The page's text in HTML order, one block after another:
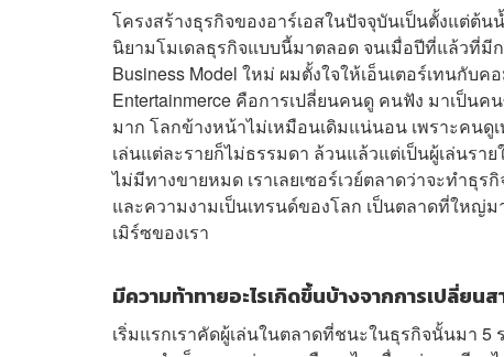
โครงสร้างธุรกิจของอาร์เอสในปัจจุบันเป็นตั้งแต่ต้
นิยามโมเดลธุรกิจแบบนี้มาตลอด จนเมื่อปีที่แล้วที่มี
Business Model ใหม่ ผมตั้งใจให้เอ็นเตอร์เทนกั
Entertainmerce คือการเปลี่ยนคนดู คนฟัง มาเป็น
มาก โลกข้างหน้าไม่เหมือนเดิมแน่นอน เพราะคนดู
เล่นแต่ละรายก็ไม่ธรรมดา ล้วนแล้วแต่เป็นผู้เล่นร
ไม่มีทางขายหมด เราเลยเซอร์เวย์ตลาดว่าจะทำธุ
และความงามเป็นเทรนด์ของโลก เป็นตลาดที่ใหญ่
เมิร์ซของเรา
มีความท้าทายอะไรเกิดขึ้นบ้างจากการเปลี่ยน
เริ่มแรกเราคัดผู้เล่นในตลาดที่ชนะในธุรกิจนั้นมา